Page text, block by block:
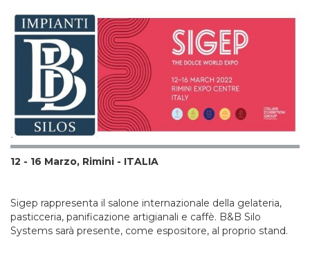
12 - 16 Marzo, Rimini - ITALIA
Sigep rappresenta il salone internazionale della gelateria,
pasticceria, panificazione artigianali e caffè. B&B Silo
Systems sarà presente, come espositore, al proprio stand.